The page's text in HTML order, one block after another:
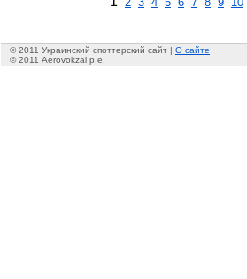
© 2011 Украинский споттерский сайт | О сайте
© 2011 Aerovokzal p.e.